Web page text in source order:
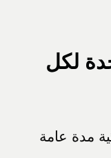
لكل
مدة عامة